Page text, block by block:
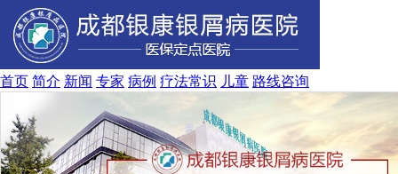
首页 简介 新闻 专家 病例 疗法常识 儿童 路线咨询